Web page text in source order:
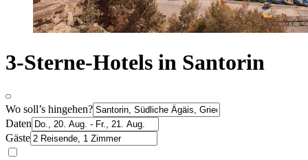
3-Sterne-Hotels in Santorin
Wo soll’s hingehen?
Daten
Gäste